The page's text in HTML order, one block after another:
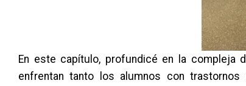
En este capítulo, profundicé en la compleja
enfrentan tanto los alumnos con